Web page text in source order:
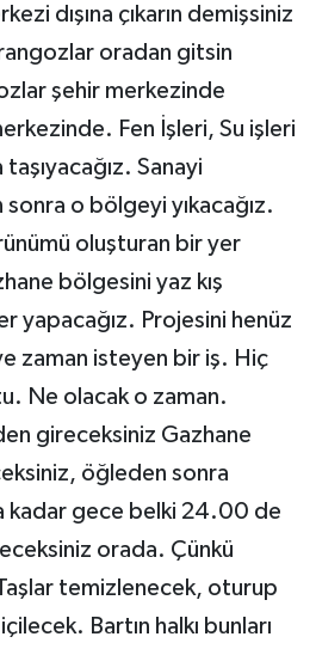
dışına çıkarın demişsiniz
oradan gitsin
şehir merkezinde
Fen İşleri, Su işleri
Sanayi
sonra o bölgeyi yıkacağız.
oluşturan bir yer
bölgesini yaz kış
yapacağız. Projesini henüz
zaman isteyen bir iş. Hiç
Ne olacak o zaman.
gireceksiniz Gazhane
öğleden sonra
kadar gece belki 24.00 de
orada. Çünkü
temizlenecek, oturup
Bartın halkı bunları